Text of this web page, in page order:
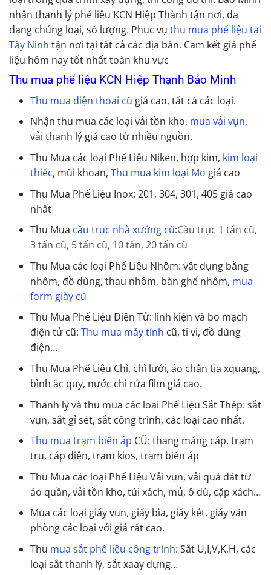
nhận thanh lý phế liệu KCN Hiệp Thành tận nơi, đa
dạng chủng loại, số lượng. Phục vụ thu mua phế liệu tại
Tây Ninh tận nơi tại tất cả các địa bàn. Cam kết giá phế
liệu hôm nay tốt nhất toàn khu vực
Thu mua phế liệu KCN Hiệp Thạnh Bảo Minh
Thu mua điện thoại cũ giá cao, tất cả các loại.
Nhận thu mua các loại vải tồn kho, mua vải vụn,
vải thanh lý giá cao từ nhiều nguồn.
Thu Mua các loại Phế Liệu Niken, hợp kim, kim loại
thiếc, mũi khoan, Thu mua kim loại Mo giá cao
Thu Mua Phế Liệu Inox: 201, 304, 301, 405 giá cao
nhất
Thu Mua cầu trục nhà xưởng cũ:Cầu trục 1 tấn cũ,
3 tấn cũ, 5 tấn cũ, 10 tấn, 20 tấn cũ
Thu Mua các loại Phế Liệu Nhôm: vật dụng bằng
nhôm, đồ dùng, thau nhôm, bàn ghế nhôm, mua
form giày cũ
Thu Mua Phế Liệu Điện Tử: linh kiện và bo mạch
điện tử cũ: Thu mua máy tính cũ, ti vi, đồ dùng
điện…
Thu Mua Phế Liệu Chì, chì lưới, áo chắn tia xquang,
bình ắc quy, nước chì rửa film giá cao.
Thanh lý và thu mua các loại Phế Liệu Sắt Thép: sắt
vụn, sắt gỉ sét, sắt công trình, các loại cao nhất.
Thu mua trạm biến áp CŨ: thang máng cáp, trạm
trụ, cáp điện, trạm kios, trạm biến áp
Thu Mua các loại Phế Liệu Vải vụn, vải quá đát từ
áo quần, vải tồn kho, túi xách, mủ, ô dù, cặp xách…
Mua các loại giấy vụn, giấy bìa, giấy két, giấy văn
phòng các loại với giá rất cao.
Thu mua sắt phế liệu công trình: Sắt U,I,V,K,H, các
loại sắt thanh lý, sắt xaay dựng…